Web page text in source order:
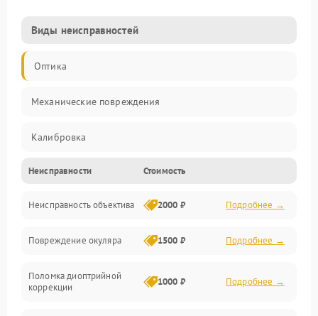
Виды неисправностей
Оптика
Механические повреждения
Калибровка
Механика
Электропитание
Электроника
Аксессуары
Неисправности Стоимость
Неисправность объектива 2000 ₽ Подробнее →
Повреждение окуляра 1500 ₽ Подробнее →
Поломка диоптрийной
коррекции
1000 ₽ Подробнее →